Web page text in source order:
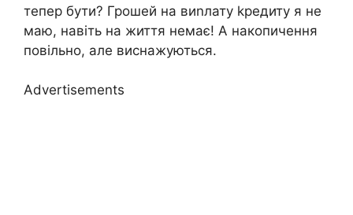
тепер бути? Грошей на виnлату kредиту я не
маю, навіть на життя немає! А накопичення
повільно, але виснажуються.
Advertisements